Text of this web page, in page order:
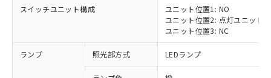
スイッチユニット構成
ユニット位置1: NO
ユニット位置2: 点灯ユニット
ユニット位置3: NC
ランプ 照光部方式 LEDランプ